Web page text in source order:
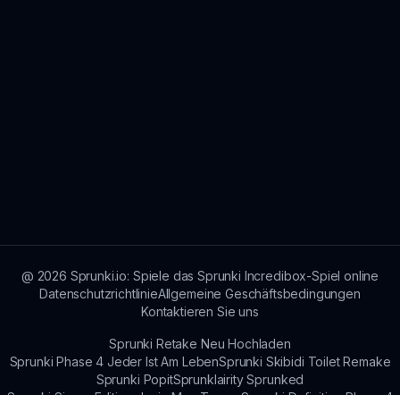
@ 2026 Sprunki.io: Spiele das Sprunki Incredibox-Spiel online
DatenschutzrichtlinieAllgemeine Geschäftsbedingungen
Kontaktieren Sie uns
Sprunki Retake Neu Hochladen
Sprunki Phase 4 Jeder Ist Am LebenSprunki Skibidi Toilet Remake
Sprunki PopitSprunklairity Sprunked